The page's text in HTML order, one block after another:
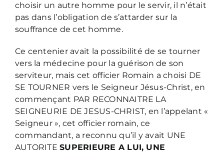
choisir un autre homme pour le servir, il n’était
pas dans l’obligation de s’attarder sur la
souffrance de cet homme.
Ce centenier avait la possibilité de se tourner
vers la médecine pour la guérison de son
serviteur, mais cet officier Romain a choisi DE
SE TOURNER vers le Seigneur Jésus-Christ, en
commençant PAR RECONNAITRE LA
SEIGNEURIE DE JESUS-CHRIST, en l’appelant «
Seigneur », cet officier romain, ce
commandant, a reconnu qu’il y avait UNE
AUTORITESUPERIEURE A LUI, UNE